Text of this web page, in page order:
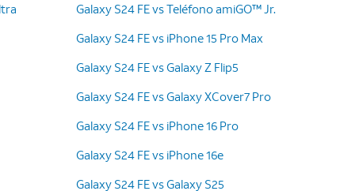
Galaxy S24 FE vs Teléfono amiGO™ Jr.
Galaxy S24 FE vs iPhone 15 Pro Max
Galaxy S24 FE vs Galaxy Z Flip5
Galaxy S24 FE vs Galaxy XCover7 Pro
Galaxy S24 FE vs iPhone 16 Pro
Galaxy S24 FE vs iPhone 16e
Galaxy S24 FE vs Galaxy S25